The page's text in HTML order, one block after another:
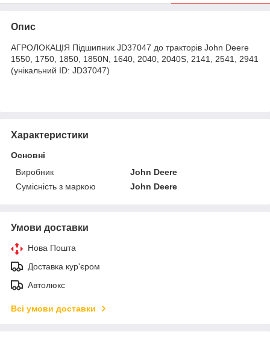
Опис
АГРОЛОКАЦІЯ Підшипник JD37047 до тракторів John Deere
1550, 1750, 1850, 1850N, 1640, 2040, 2040S, 2141, 2541, 2941
(унікальний ID: JD37047)
Характеристики
Основні
Виробник
John Deere
Сумісність з маркою
John Deere
Умови доставки
Нова Пошта
Доставка кур'єром
Автолюкс
Всі умови доставки